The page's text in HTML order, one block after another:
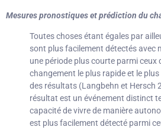
Mesures pronostiques et prédiction du
Toutes choses étant égales par
sont plus facilement détectés avec
une période plus courte parmi ceux
changement le plus rapide et le
des résultats (Langbehn et Hersch
résultat est un événement distinct
capacité de vivre de manière
est plus facilement détecté parmi